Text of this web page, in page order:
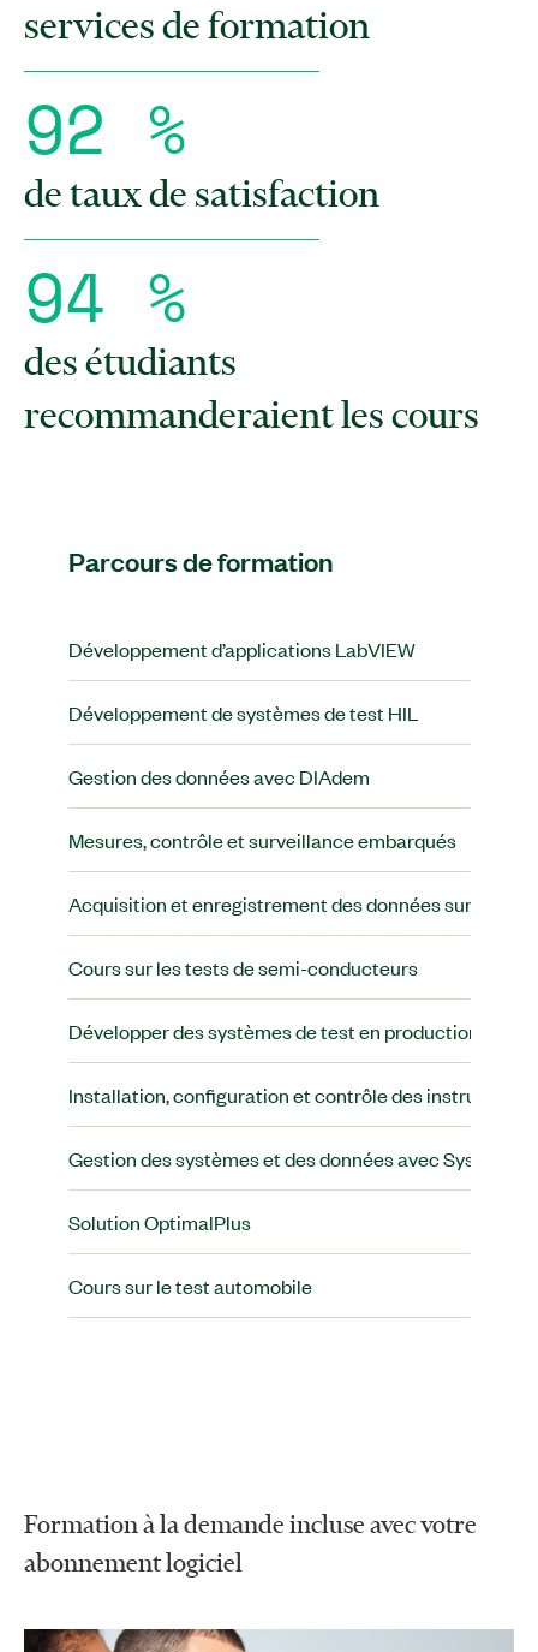
services de formation
92 %
de taux de satisfaction
94 %
des étudiants
recommanderaient les cours
Parcours de formation
Développement d’applications LabVIEW
Développement de systèmes de test HIL
Gestion des données avec DIAdem
Mesures, contrôle et surveillance embarqués
Acquisition et enregistrement des données sur PC
Cours sur les tests de semi-conducteurs
Développer des systèmes de test en production
Installation, configuration et contrôle des instruments
Gestion des systèmes et des données avec
Solution OptimalPlus
Cours sur le test automobile
Formation à la demande incluse avec votre
abonnement logiciel